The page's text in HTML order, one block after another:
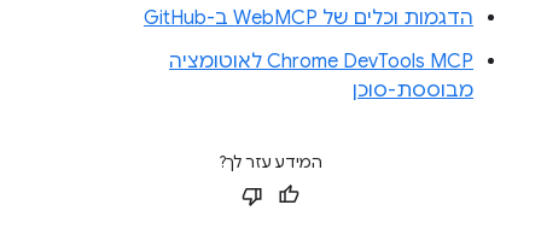
הדגמות וכלים של WebMCP ב-GitHub
‫Chrome DevTools MCP לאוטומציה
מבוססת-סוכן
המידע עזר לך?